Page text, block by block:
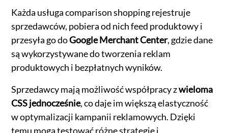
Każda usługa comparison shopping rejestruje
sprzedawców, pobiera od nich feed produktowy i
przesyła go doGoogle Merchant Center, gdzie dane
są wykorzystywane do tworzenia reklam
produktowych i bezpłatnych wyników.
Sprzedawcy mają możliwość współpracy zwieloma
CSS jednocześnie, co daje im większą elastyczność
w optymalizacji kampanii reklamowych. Dzięki
temu mogą testować różne strategie i